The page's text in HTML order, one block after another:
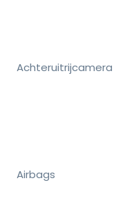
Achteruitrijcamera
Airbags